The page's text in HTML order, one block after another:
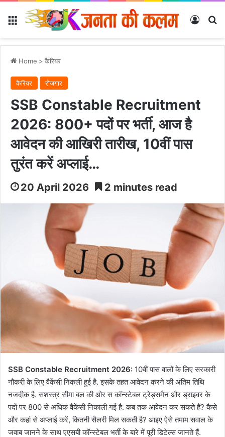
Menu Log In
Home > कैरियर
कैरियर रोजगार
SSB Constable Recruitment
2026: 800+ पदों पर भर्ती, आज है
आवेदन की आखिरी तारीख, 10वीं पास
तुरंत करें अप्लाई…
20 April 2026 2 minutes read
SSB Constable Recruitment 2026: 10वीं पास वालों के लिए सरकारी
नौकरी के लिए वैकेंसी निकली हुई है. इसके तहत आवेदन करने की अंतिम तिथि
नजदीक है. सशस्त्र सीमा बल की ओर स कॉन्स्टेबल ट्रेड्समैन और ड्राइवर के
पदों पर 800 से अधिक वैकेंसी निकाली गई है. कब तक आवेदन कर सकते हैं? कैसे
और कहां से अप्लाई करें, कितनी सैलरी मिल सकती है? आइए ऐसे तमाम सवाल के
जवाब जानने के साथ एएसबी कॉन्स्टेबल भर्ती के बारे में पूरी डिटेल्स जानते हैं.